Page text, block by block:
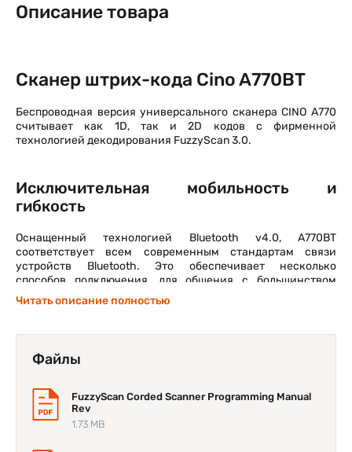
Описание товара
Сканер штрих-кода Cino A770BT
Беспроводная версия универсального сканера CINO A770
считывает как 1D, так и 2D кодов с фирменной
технологией декодирования FuzzyScan 3.0.
Исключительная мобильность и
гибкость
Оснащенный технологией Bluetooth v4.0, A770BT
соответствует всем современным стандартам связи
устройств Bluetooth. Это обеспечивает несколько
способов подключения, для общения с большинством
устройств.
Если ваше оборудование не оснащено устройством
станцией со встроенным Bluetooth в режимах PAIR и PICO.
Это обеспечивает моментальное подключение к Вашему
неоснащенному Bluetooth оборудованию. Кроме того,
до 7 сканеров к одной базовой станции, уменьшая
стоимость комплекса. Также Вы можете использовать
A770BT с оснащенными Bluetooth устройствами через
Читать описание полностью
Файлы
FuzzyScan Corded Scanner Programming Manual
Rev
1.73 MB